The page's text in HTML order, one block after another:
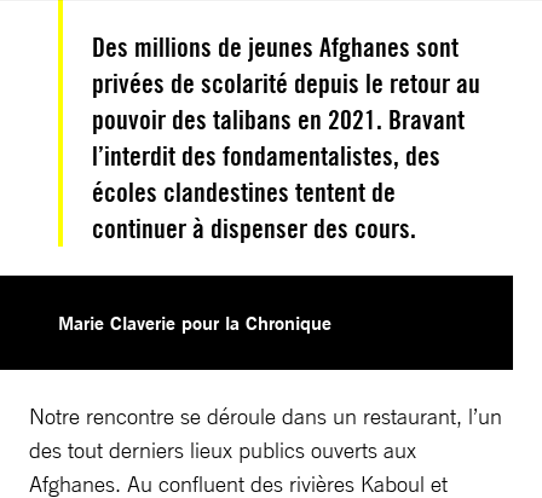
Des millions de jeunes Afghanes sont
privées de scolarité depuis le retour au
pouvoir des talibans en 2021. Bravant
l’interdit des fondamentalistes, des
écoles clandestines tentent de
continuer à dispenser des cours.
Marie Claverie pour la Chronique
Notre rencontre se déroule dans un restaurant, l’un
des tout derniers lieux publics ouverts aux
Afghanes. Au confluent des rivières Kaboul et